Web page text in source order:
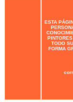
ESTA
TODO
FORMA